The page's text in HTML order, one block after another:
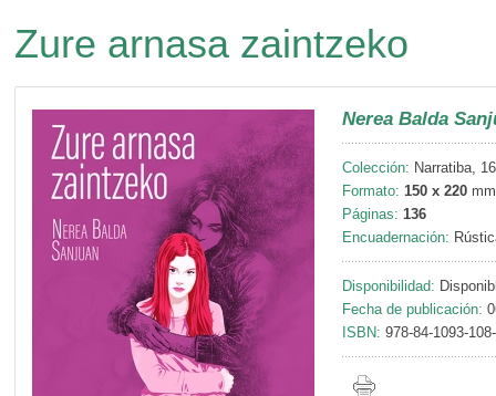
Zure arnasa zaintzeko
Nerea Balda
Colección: Narratiba,
Formato: 150 x 220 mm
Páginas: 136
Encuadernación:
Disponibilidad:
Fecha de publicación:
ISBN: 978-84-1093-